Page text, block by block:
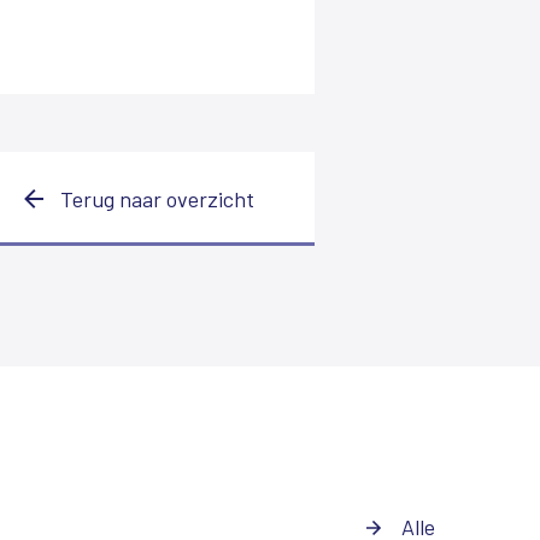
Terug naar overzicht
Alle